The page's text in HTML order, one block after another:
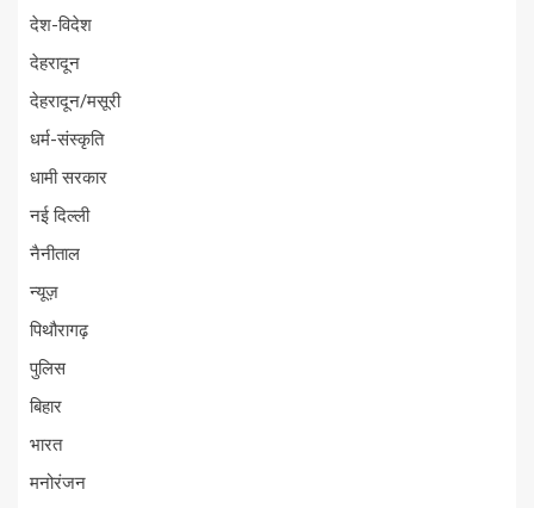
देश-विदेश
देहरादून
देहरादून/मसूरी
धर्म-संस्कृति
धामी सरकार
नई दिल्ली
नैनीताल
न्यूज़
पिथौरागढ़
पुलिस
बिहार
भारत
मनोरंजन